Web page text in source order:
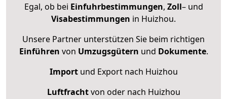
Egal, ob bei Einfuhrbestimmungen, Zoll– und
Visabestimmungen in Huizhou.
Unsere Partner unterstützen Sie beim richtigen
Einführen von Umzugsgütern und Dokumente.
Importund Export nach Huizhou
Luftfrachtvon oder nach Huizhou